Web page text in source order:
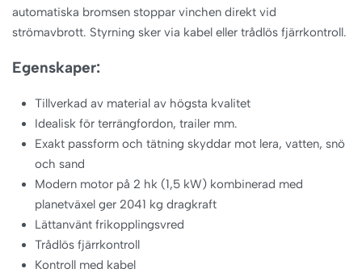
automatiska bromsen stoppar vinchen direkt vid
strömavbrott. Styrning sker via kabel eller trådlös fjärrkontroll.
Egenskaper:
Tillverkad av material av högsta kvalitet
Idealisk för terrängfordon, trailer mm.
Exakt passform och tätning skyddar mot lera, vatten, snö
och sand
Modern motor på 2 hk (1,5 kW) kombinerad med
planetväxel ger 2041 kg dragkraft
Lättanvänt frikopplingsvred
Trådlös fjärrkontroll
Kontroll med kabel